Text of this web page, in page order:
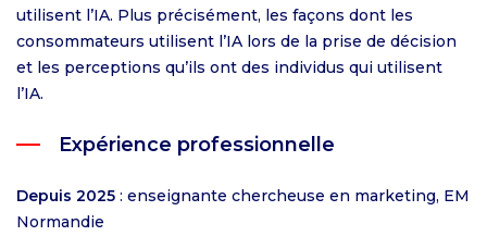
utilisent l’IA. Plus précisément, les façons dont les
consommateurs utilisent l’IA lors de la prise de décision
et les perceptions qu’ils ont des individus qui utilisent
l’IA.
Expérience professionnelle
Depuis 2025 : enseignante chercheuse en marketing, EM
Normandie